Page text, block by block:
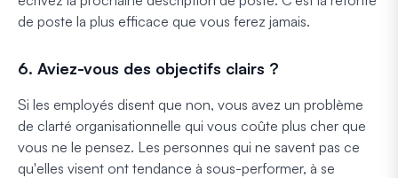
de poste la plus efficace que vous ferez jamais.
6. Aviez-vous des objectifs clairs ?
Si les employés disent que non, vous avez un problème
de clarté organisationnelle qui vous coûte plus cher que
vous ne le pensez. Les personnes qui ne savent pas ce
qu'elles visent ont tendance à sous-performer, à se